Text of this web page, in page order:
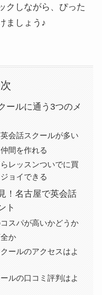
クしながら、ぴった
ましょう♪
ールに通う3つのメ
会話スクールが多い
間を作れる
レッスンついでに買
ョイできる
！名古屋で英会話
ト
スパが高いかどうか
か
ールのアクセスはよ
ルの口コミ評判はよ